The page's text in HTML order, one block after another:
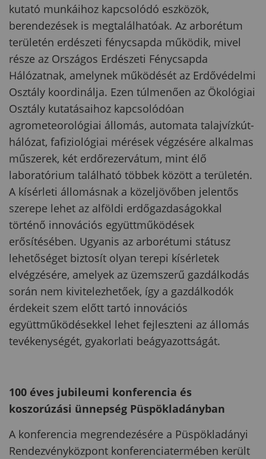
kutató munkáihoz kapcsolódó eszközök,
berendezések is megtalálhatóak. Az arborétum
területén erdészeti fénycsapda működik, mivel
része az Országos Erdészeti Fénycsapda
Hálózatnak, amelynek működését az Erdővédelmi
Osztály koordinálja. Ezen túlmenően az Ökológiai
Osztály kutatásaihoz kapcsolódóan
agrometeorológiai állomás, automata talajvízkút-
hálózat, fafiziológiai mérések végzésére alkalmas
műszerek, két erdőrezervátum, mint élő
laboratórium található többek között a területén.
A kísérleti állomásnak a közeljövőben jelentős
szerepe lehet az alföldi erdőgazdaságokkal
történő innovációs együttműködések
erősítésében. Ugyanis az arborétumi státusz
lehetőséget biztosít olyan terepi kísérletek
elvégzésére, amelyek az üzemszerű gazdálkodás
során nem kivitelezhetőek, így a gazdálkodók
érdekeit szem előtt tartó innovációs
együttműködésekkel lehet fejleszteni az állomás
tevékenységét, gyakorlati beágyazottságát.
100 éves jubileumi konferencia és
koszorúzási ünnepség Püspökladányban
A konferencia megrendezésére a Püspökladányi
Rendezvényközpont konferenciatermében került